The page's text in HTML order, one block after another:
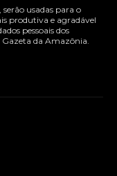
serão usadas para o
produtiva e agradável
pessoais dos
da Amazônia.